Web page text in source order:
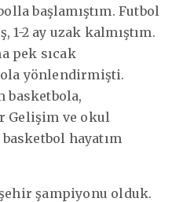
başlamıştım. Futbol
1-2 ay uzak kalmıştım.
pek sıcak
yönlendirmişti.
basketbola,
Gelişim ve okul
hayatım
şampiyonu olduk.